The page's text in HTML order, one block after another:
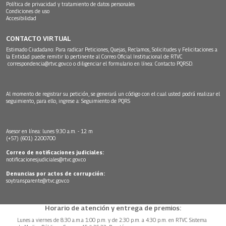
Política de privacidad y tratamiento de datos personales
Condiciones de uso
Accesibilidad
CONTACTO VIRTUAL
Estimado Ciudadano: Para radicar Peticiones, Quejas, Reclamos, Solicitudes y Felicitaciones a
la Entidad puede remitir lo pertinente al Correo Oficial Institucional de RTVC
correspondencia@rtvc.gov.co o diligenciar el formulario en línea: Contacto PQRSD.
Al momento de registrar su petición, se generará un código con el cual usted podrá realizar el
seguimiento, para ello, ingrese a: Seguimiento de PQRS
Asesor en línea: lunes 9:30 a.m. - 12 m
(+57) (601) 2200700
Correo de notificaciones judiciales:
notificacionesjudiciales@rtvc.gov.co
Denuncias por actos de corrupción:
soytransparente@rtvc.gov.co
Horario de atención y entrega de premios:
Lunes a viernes de 8:30 a.m.a 1:00 p.m. y de 2:30 p.m. a 4:30 p.m. en RTVC Sistema